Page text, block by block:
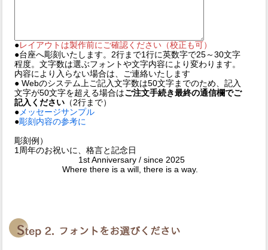
●レイアウトは製作前にご確認ください（校正も可）
●台座へ彫刻いたします。2行まで1行に英数字で25～30文字
程度。文字数は選ぶフォントや文字内容により変わります。
内容により入らない場合は、ご連絡いたします
● Webのシステム上ご記入文字数は50文字までのため、記入
文字が50文字を超える場合はご注文手続き最終の通信欄でご
記入ください （2行まで）
●メッセージサンプル
●彫刻内容の参考に
彫刻例）
1周年のお祝いに、格言と記念日
1st Anniversary / since 2025
Where there is a will, there is a way.